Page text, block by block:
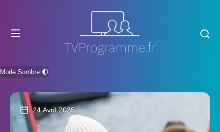
Mode Sombre 🌓
24 Avril 2025